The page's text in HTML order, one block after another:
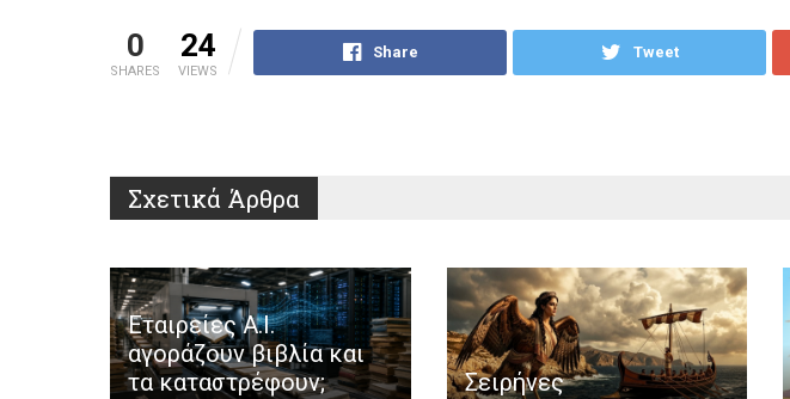
0
SHARES
24
VIEWS
Share Tweet
Σχετικά Άρθρα
Εταιρείες Α.Ι.
αγοράζουν βιβλία και
τα καταστρέφουν;
Σειρήνες